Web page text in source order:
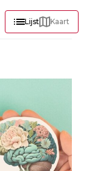
Lijst Kaart